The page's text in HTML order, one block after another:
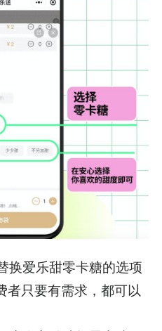
换爱乐甜零卡糖的选项
者只要有需求，都可以